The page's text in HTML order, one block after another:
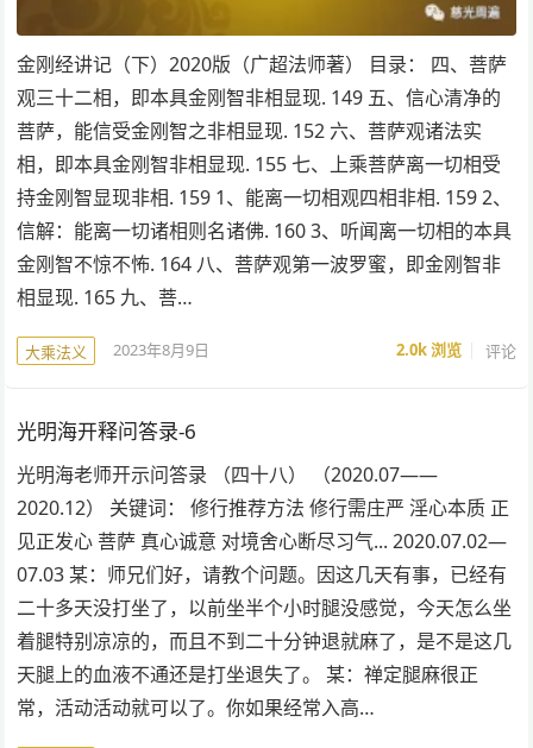
金刚经讲记（下）2020版（广超法师著） 目录： 四、菩萨
观三十二相，即本具金刚智非相显现. 149 五、信心清净的
菩萨，能信受金刚智之非相显现. 152 六、菩萨观诸法实
相，即本具金刚智非相显现. 155 七、上乘菩萨离一切相受
持金刚智显现非相. 159 1、能离一切相观四相非相. 159 2、
信解：能离一切诸相则名诸佛. 160 3、听闻离一切相的本具
金刚智不惊不怖. 164 八、菩萨观第一波罗蜜，即金刚智非
相显现. 165 九、菩…
大乘法义 2023年8月9日 2.0k浏览 评论
光明海开释问答录-6
光明海老师开示问答录 （四十八） （2020.07——
2020.12） 关键词： 修行推荐方法 修行需庄严 淫心本质 正
见正发心 菩萨 真心诚意 对境舍心断尽习气... 2020.07.02—
07.03 某：师兄们好，请教个问题。因这几天有事，已经有
二十多天没打坐了，以前坐半个小时腿没感觉，今天怎么坐
着腿特别凉凉的，而且不到二十分钟退就麻了，是不是这几
天腿上的血液不通还是打坐退失了。 某：禅定腿麻很正
常，活动活动就可以了。你如果经常入高…